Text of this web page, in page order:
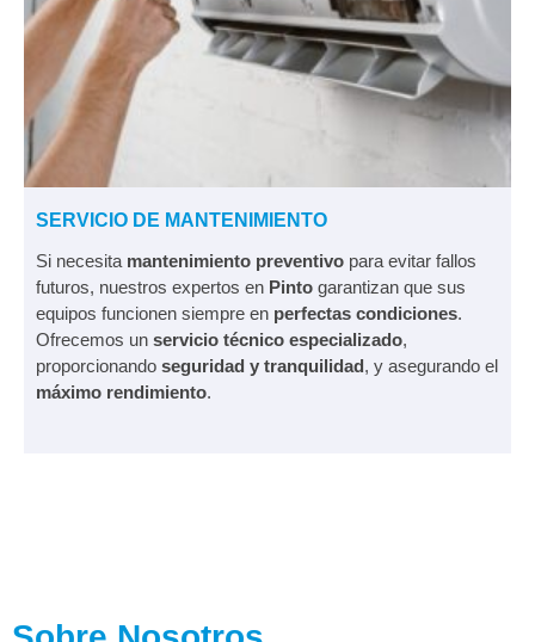
SERVICIO DE MANTENIMIENTO
Si necesita mantenimiento preventivo para evitar fallos
futuros, nuestros expertos en Pinto garantizan que sus
equipos funcionen siempre en perfectas condiciones.
Ofrecemos un servicio técnico especializado,
proporcionando seguridad y tranquilidad, y asegurando el
máximo rendimiento.